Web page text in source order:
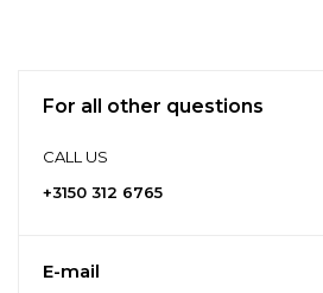
For all other questions
CALL US
+3150 312 6765
E-mail